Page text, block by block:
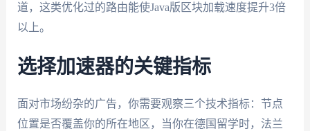
道，这类优化过的路由能使Java版区块加载速度提升3倍
以上。
选择加速器的关键指标
面对市场纷杂的广告，你需要观察三个技术指标：节点
位置是否覆盖你的所在地区，当你在德国留学时，法兰